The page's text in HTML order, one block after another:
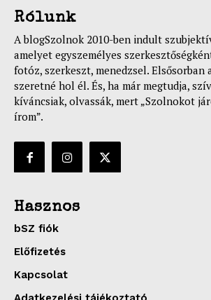
Rólunk
A blogSzolnok 2010-ben indult
amelyet egyszemélyes
fotóz, szerkeszt, menedzsel.
szeretné hol él. És, ha már megtudja,
kíváncsiak, olvassák, mert „Szolnokot
írom”.
Hasznos
bSZ fiók
Előfizetés
Kapcsolat